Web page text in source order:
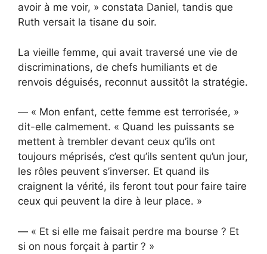
avoir à me voir, » constata Daniel, tandis que
Ruth versait la tisane du soir.
La vieille femme, qui avait traversé une vie de
discriminations, de chefs humiliants et de
renvois déguisés, reconnut aussitôt la stratégie.
— « Mon enfant, cette femme est terrorisée, »
dit-elle calmement. « Quand les puissants se
mettent à trembler devant ceux qu’ils ont
toujours méprisés, c’est qu’ils sentent qu’un jour,
les rôles peuvent s’inverser. Et quand ils
craignent la vérité, ils feront tout pour faire taire
ceux qui peuvent la dire à leur place. »
— « Et si elle me faisait perdre ma bourse ? Et
si on nous forçait à partir ? »